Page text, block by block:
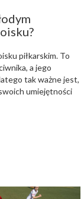
piłkarskim. To
a jego
tak ważne jest,
umiejętności